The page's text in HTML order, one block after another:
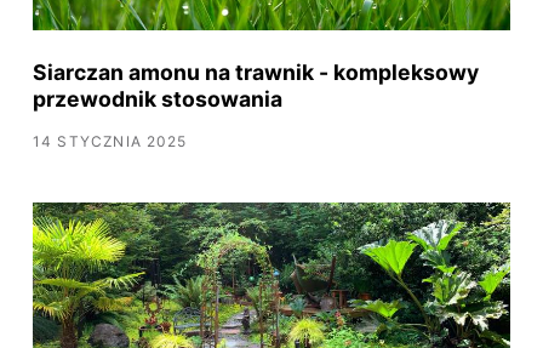
Siarczan amonu na trawnik - kompleksowy
przewodnik stosowania
14 STYCZNIA 2025